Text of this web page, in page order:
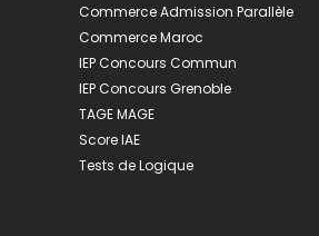
Commerce Admission Parallèle
Commerce Maroc
IEP Concours Commun
IEP Concours Grenoble
TAGE MAGE
Score IAE
Tests de Logique